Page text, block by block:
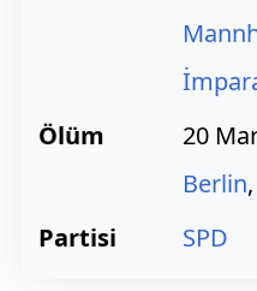
Ölüm
20
Berlin,
Partisi
SPD